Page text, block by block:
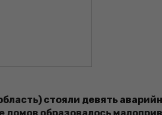
стояли девять